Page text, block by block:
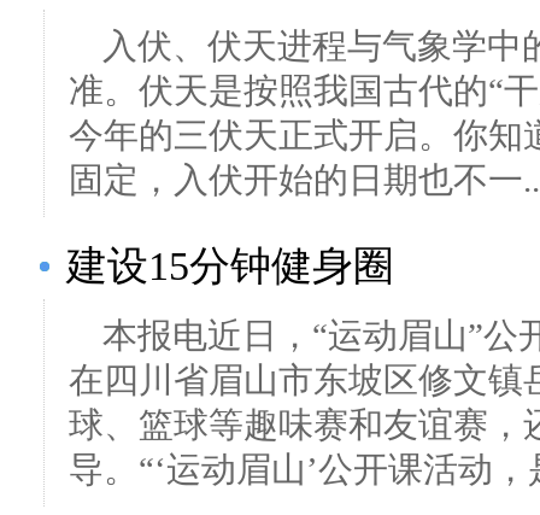
入伏、伏天进程与气象学
准。伏天是按照我国古代的“
今年的三伏天正式开启。你
固定，入伏开始的日期也不一
建设15分钟健身圈
本报电近日，“运动眉山”公
在四川省眉山市东坡区修文
球、篮球等趣味赛和友谊赛，
导。“‘运动眉山’公开课活动，